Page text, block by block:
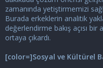
zamanında yetiştirmemizi
Burada erkeklerin analitik
değerlendirme bakış açısı bir
ortaya çıkardı.
[color=]Sosyal ve Kültürel